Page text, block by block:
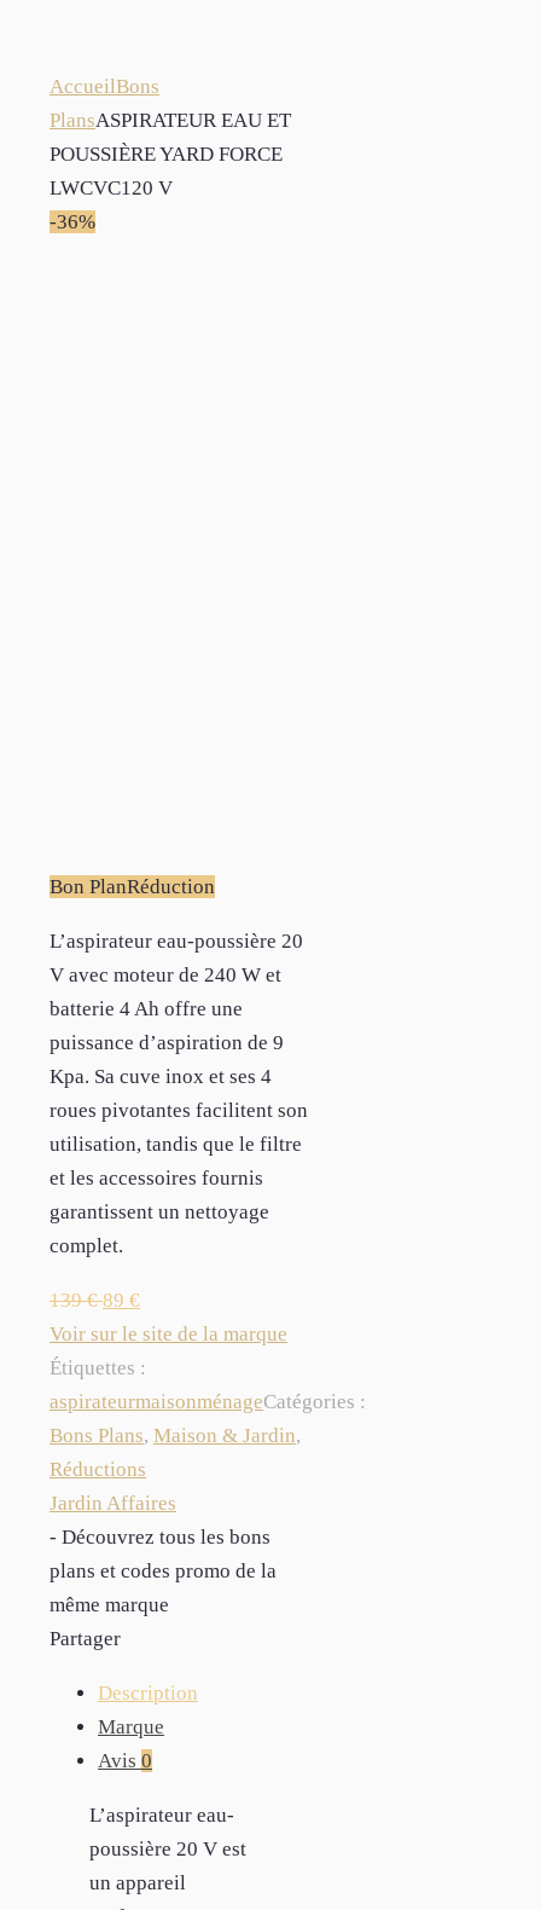
AccueilBons
PlansASPIRATEUR EAU ET
POUSSIÈRE YARD FORCE
LWCVC120 V
-36%
Bon PlanRéduction
L’aspirateur eau-poussière 20
V avec moteur de 240 W et
batterie 4 Ah offre une
puissance d’aspiration de 9
Kpa. Sa cuve inox et ses 4
roues pivotantes facilitent son
utilisation, tandis que le filtre
et les accessoires fournis
garantissent un nettoyage
complet.
139€ 89 €
Voir sur le site de la marque
Étiquettes :
aspirateurmaisonménageCatégories :
Bons Plans, Maison & Jardin,
Réductions
Jardin Affaires
- Découvrez tous les bons
plans et codes promo de la
même marque
Partager
Description
Marque
Avis 0
L’aspirateur eau-
poussière 20 V est
un appareil